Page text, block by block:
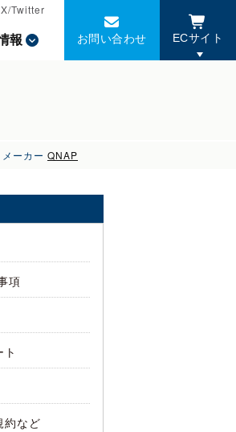
報
X/Twitter
お問い合わせ ECサイト
メーカー QNAP
報
X/Twitter
お問い合わせ ECサイト
項
約など